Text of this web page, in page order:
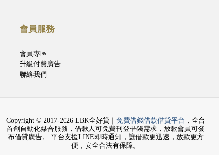
會員服務
會員專區
升級付費廣告
聯絡我們
Copyright © 2017-2026 LBK全好貸｜ 免費借錢借款借貸平台 ，全台
首創自動化媒合服務，借款人可免費刊登借錢需求，放款會員可發
布借貸廣告。 平台支援LINE即時通知，讓借款更迅速，放款更方
便，安全合法有保障。